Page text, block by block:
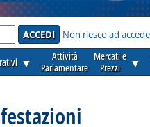
Non riesco ad
▼
Attività
Parlamentare
Mercati e
Prezzi
▼